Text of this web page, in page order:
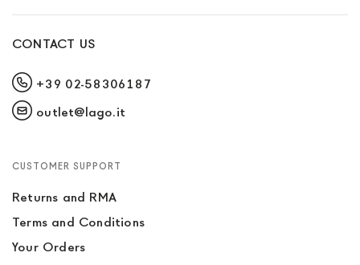
CONTACT US
+39 02-58306187
outlet@lago.it
CUSTOMER SUPPORT
Returns and RMA
Terms and Conditions
Your Orders